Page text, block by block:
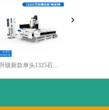
升级新款单头1325石材雕刻机